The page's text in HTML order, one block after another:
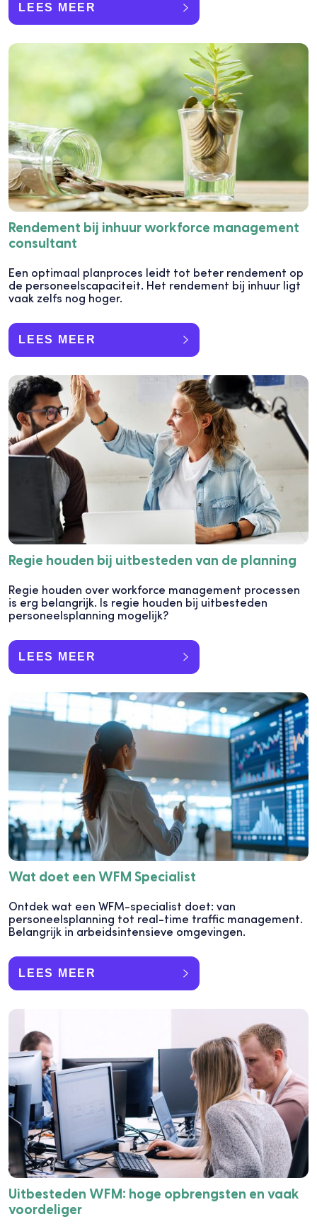
LEES MEER
Rendement bij inhuur workforce management
consultant
Een optimaal planproces leidt tot beter rendement op
de personeelscapaciteit. Het rendement bij inhuur ligt
vaak zelfs nog hoger.
LEES MEER
Regie houden bij uitbesteden van de planning
Regie houden over workforce management processen
is erg belangrijk. Is regie houden bij uitbesteden
personeelsplanning mogelijk?
LEES MEER
Wat doet een WFM Specialist
Ontdek wat een WFM-specialist doet: van
personeelsplanning tot real-time traffic management.
Belangrijk in arbeidsintensieve omgevingen.
LEES MEER
Uitbesteden WFM: hoge opbrengsten en vaak
voordeliger